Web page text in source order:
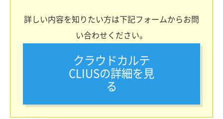
詳しい内容を知りたい方は下記フォームからお問
い合わせください。
クラウドカルテ
CLIUSの詳細を見
る